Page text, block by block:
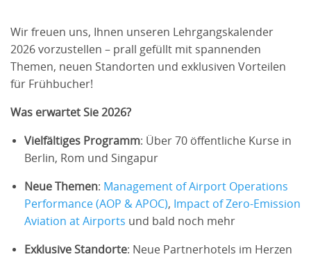
Wir freuen uns, Ihnen unseren Lehrgangskalender
2026 vorzustellen – prall gefüllt mit spannenden
Themen, neuen Standorten und exklusiven Vorteilen
für Frühbucher!
Was erwartet Sie 2026?
Vielfältiges Programm: Über 70 öffentliche Kurse in
Berlin, Rom und Singapur
Neue Themen: Management of Airport Operations
Performance (AOP & APOC), Impact of Zero-Emission
Aviation at Airports und bald noch mehr
Exklusive Standorte: Neue Partnerhotels im Herzen